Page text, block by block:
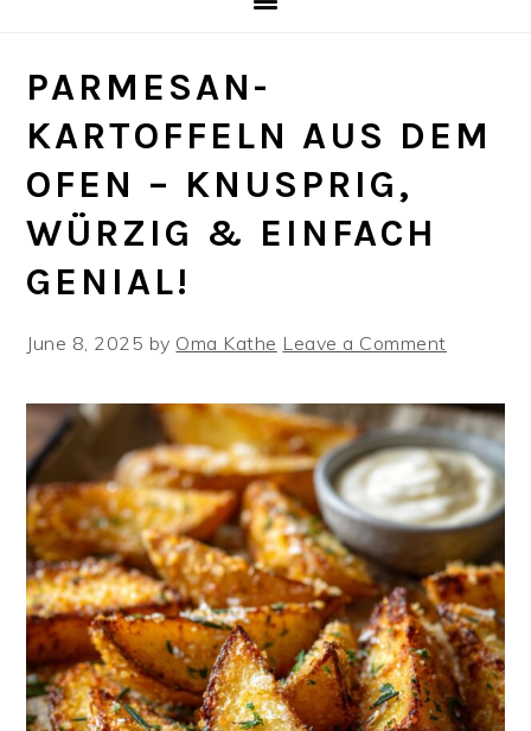
PARMESAN-
KARTOFFELN AUS DEM
OFEN – KNUSPRIG,
WÜRZIG & EINFACH
GENIAL!
June 8, 2025 by Oma Kathe Leave a Comment